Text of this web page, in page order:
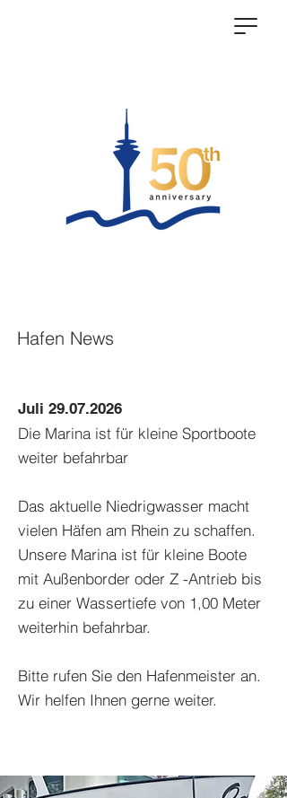
Hafen News
Juli 29.07.2026
Die Marina ist für kleine Sportboote
weiter befahrbar
Das aktuelle Niedrigwasser macht
vielen Häfen am Rhein zu schaffen.
Unsere Marina ist für kleine Boote
mit Außenborder oder Z -Antrieb bis
zu einer Wassertiefe von 1,00 Meter
weiterhin befahrbar.
Bitte rufen Sie den Hafenmeister an.
Wir helfen Ihnen gerne weiter.